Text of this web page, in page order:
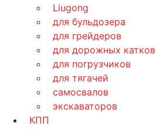
Liugong
для бульдозера
для грейдеров
для дорожных катков
для погрузчиков
для тягачей
самосвалов
экскаваторов
КПП